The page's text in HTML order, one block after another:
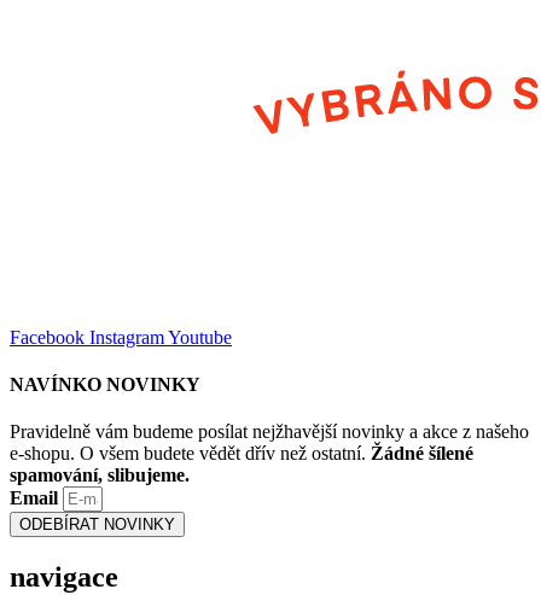
Facebook InstagramYoutube
NAVÍNKO NOVINKY
Pravidelně vám budeme posílat nejžhavější novinky a akce z našeho
e-shopu. O všem budete vědět dřív než ostatní. Žádné šílené
spamování, slibujeme.
Email
ODEBÍRAT NOVINKY
navigace